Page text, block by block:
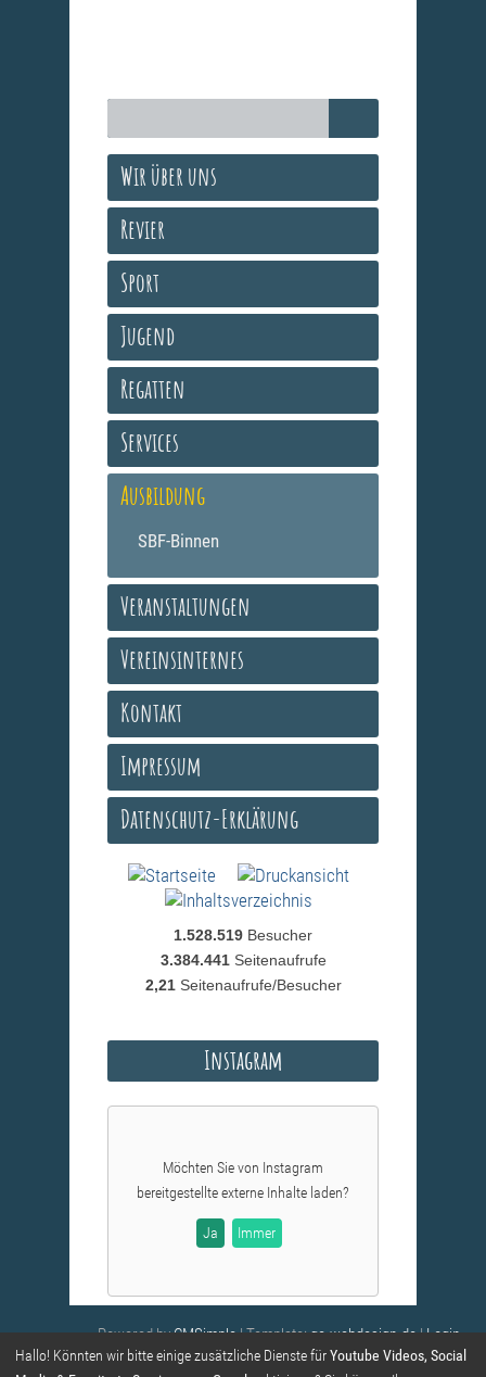
Wir über uns
Revier
Sport
Jugend
Regatten
Services
Ausbildung
SBF-Binnen
Veranstaltungen
Vereinsinternes
Kontakt
Impressum
Datenschutz-Erklärung
1.528.519 Besucher
3.384.441 Seitenaufrufe
2,21 Seitenaufrufe/Besucher
Instagram
Möchten Sie von Instagram
bereitgestellte externe Inhalte laden?
Ja Immer
Powered byCMSimple| Template:ge-webdesign.de|Login
Hallo! Könnten wir bitte einige zusätzliche Dienste fürYoutube Videos, Social